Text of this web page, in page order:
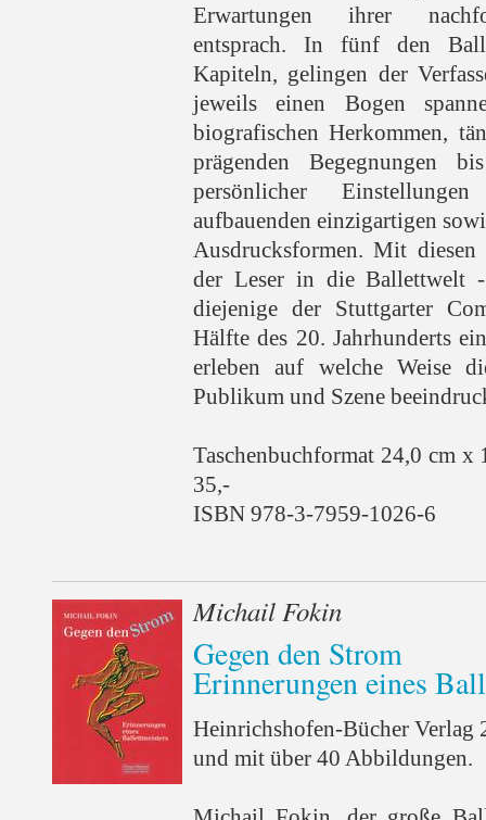
Erwartungen ihrer
entsprach. In fünf den
Kapiteln, gelingen der
jeweils einen Bogen
biografischen Herkommen,
prägenden Begegnungen
persönlicher
aufbauenden einzigartigen
Ausdrucksformen. Mit
der Leser in die Ballettwelt
diejenige der Stuttgarter
Hälfte des 20. Jahrhunderts
erleben auf welche Weise
Publikum und Szene
Taschenbuchformat 24,0 cm
35,-
ISBN 978-3-7959-1026-6
Michail Fokin
Gegen den Strom
Erinnerungen eines
Heinrichshofen-Bücher Verlag
und mit über 40 Abbildungen.